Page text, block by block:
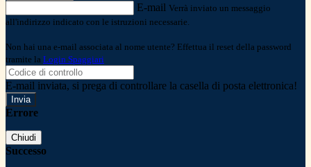
E-mail Verrà inviato un messaggio
all'indirizzo indicato con le istruzioni necessarie.
Non hai una e-mail associata al nome utente? Effettua il reset della password
tramite la Login Spaggiari
E-mail inviata, si prega di controllare la casella di posta elettronica!
Errore
Chiudi
Successo